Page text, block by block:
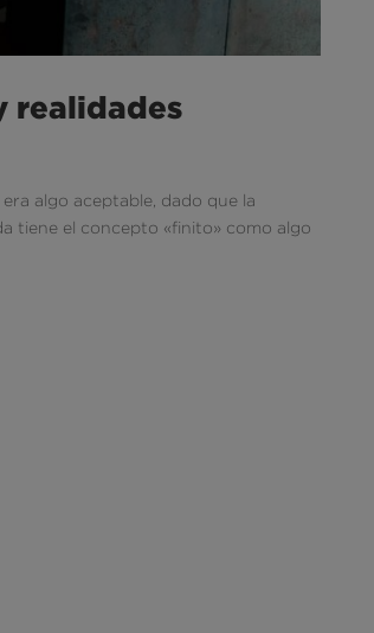
realidades
algo aceptable, dado que la
tiene el concepto «finito» como algo